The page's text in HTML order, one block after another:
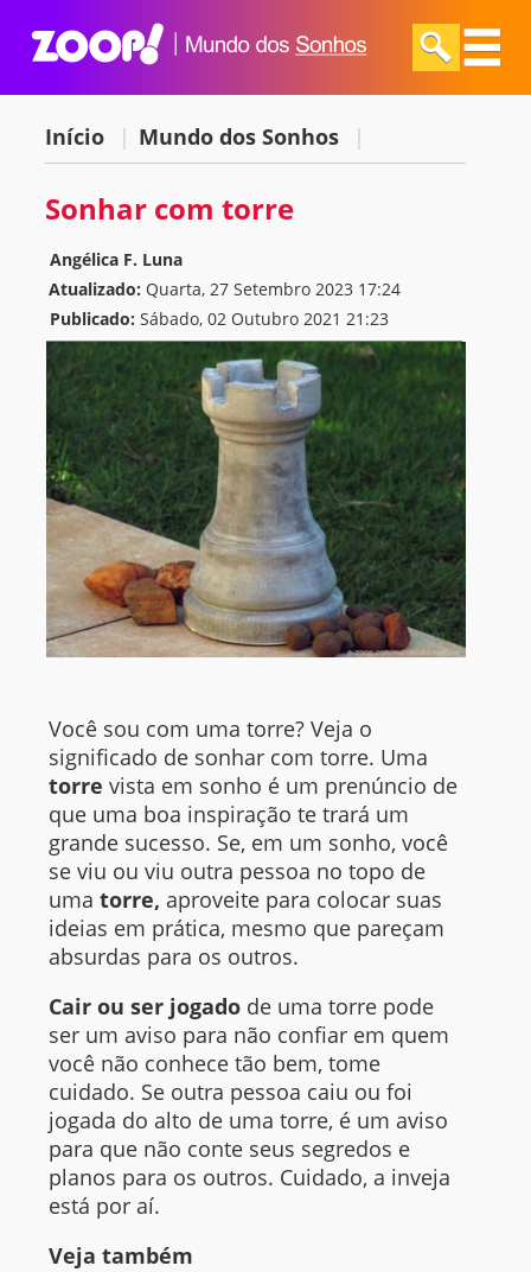
Início | Mundo dos Sonhos |
Sonhar com torre
Angélica F. Luna
Atualizado: Quarta, 27 Setembro 2023 17:24
Publicado: Sábado, 02 Outubro 2021 21:23
Você sou com uma torre? Veja o
significado de sonhar com torre. Uma
torre vista em sonho é um prenúncio de
que uma boa inspiração te trará um
grande sucesso. Se, em um sonho, você
se viu ou viu outra pessoa no topo de
umatorre, aproveite para colocar suas
ideias em prática, mesmo que pareçam
absurdas para os outros.
Cair ou ser jogado de uma torre pode
ser um aviso para não confiar em quem
você não conhece tão bem, tome
cuidado. Se outra pessoa caiu ou foi
jogada do alto de uma torre, é um aviso
para que não conte seus segredos e
planos para os outros. Cuidado, a inveja
está por aí.
Veja também